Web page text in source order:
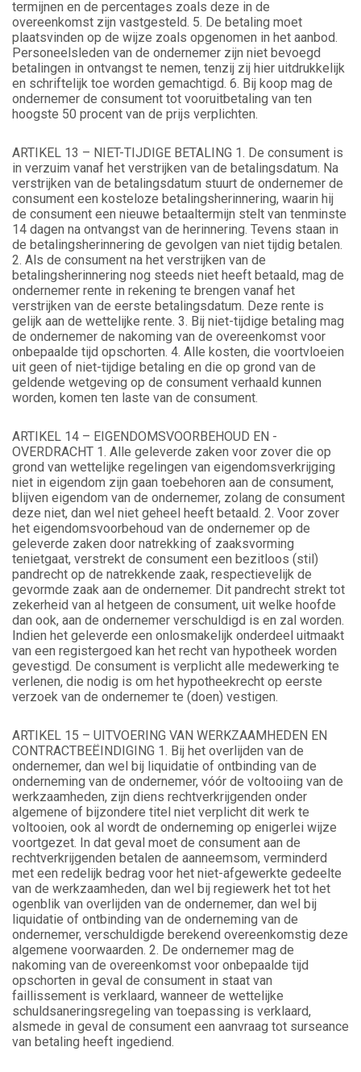
termijnen en de percentages zoals deze in de
overeenkomst zijn vastgesteld. 5. De betaling moet
plaatsvinden op de wijze zoals opgenomen in het aanbod.
Personeelsleden van de ondernemer zijn niet bevoegd
betalingen in ontvangst te nemen, tenzij zij hier uitdrukkelijk
en schriftelijk toe worden gemachtigd. 6. Bij koop mag de
ondernemer de consument tot vooruitbetaling van ten
hoogste 50 procent van de prijs verplichten.
ARTIKEL 13 – NIET-TIJDIGE BETALING 1. De consument is
in verzuim vanaf het verstrijken van de betalingsdatum. Na
verstrijken van de betalingsdatum stuurt de ondernemer de
consument een kosteloze betalingsherinnering, waarin hij
de consument een nieuwe betaaltermijn stelt van tenminste
14 dagen na ontvangst van de herinnering. Tevens staan in
de betalingsherinnering de gevolgen van niet tijdig betalen.
2. Als de consument na het verstrijken van de
betalingsherinnering nog steeds niet heeft betaald, mag de
ondernemer rente in rekening te brengen vanaf het
verstrijken van de eerste betalingsdatum. Deze rente is
gelijk aan de wettelijke rente. 3. Bij niet-tijdige betaling mag
de ondernemer de nakoming van de overeenkomst voor
onbepaalde tijd opschorten. 4. Alle kosten, die voortvloeien
uit geen of niet-tijdige betaling en die op grond van de
geldende wetgeving op de consument verhaald kunnen
worden, komen ten laste van de consument.
ARTIKEL 14 – EIGENDOMSVOORBEHOUD EN -
OVERDRACHT 1. Alle geleverde zaken voor zover die op
grond van wettelijke regelingen van eigendomsverkrijging
niet in eigendom zijn gaan toebehoren aan de consument,
blijven eigendom van de ondernemer, zolang de consument
deze niet, dan wel niet geheel heeft betaald. 2. Voor zover
het eigendomsvoorbehoud van de ondernemer op de
geleverde zaken door natrekking of zaaksvorming
tenietgaat, verstrekt de consument een bezitloos (stil)
pandrecht op de natrekkende zaak, respectievelijk de
gevormde zaak aan de ondernemer. Dit pandrecht strekt tot
zekerheid van al hetgeen de consument, uit welke hoofde
dan ook, aan de ondernemer verschuldigd is en zal worden.
Indien het geleverde een onlosmakelijk onderdeel uitmaakt
van een registergoed kan het recht van hypotheek worden
gevestigd. De consument is verplicht alle medewerking te
verlenen, die nodig is om het hypotheekrecht op eerste
verzoek van de ondernemer te (doen) vestigen.
ARTIKEL 15 – UITVOERING VAN WERKZAAMHEDEN EN
CONTRACTBEËINDIGING 1. Bij het overlijden van de
ondernemer, dan wel bij liquidatie of ontbinding van de
onderneming van de ondernemer, vóór de voltooiing van de
werkzaamheden, zijn diens rechtverkrijgenden onder
algemene of bijzondere titel niet verplicht dit werk te
voltooien, ook al wordt de onderneming op enigerlei wijze
voortgezet. In dat geval moet de consument aan de
rechtverkrijgenden betalen de aanneemsom, verminderd
met een redelijk bedrag voor het niet-afgewerkte gedeelte
van de werkzaamheden, dan wel bij regiewerk het tot het
ogenblik van overlijden van de ondernemer, dan wel bij
liquidatie of ontbinding van de onderneming van de
ondernemer, verschuldigde berekend overeenkomstig deze
algemene voorwaarden. 2. De ondernemer mag de
nakoming van de overeenkomst voor onbepaalde tijd
opschorten in geval de consument in staat van
faillissement is verklaard, wanneer de wettelijke
schuldsaneringsregeling van toepassing is verklaard,
alsmede in geval de consument een aanvraag tot surseance
van betaling heeft ingediend.